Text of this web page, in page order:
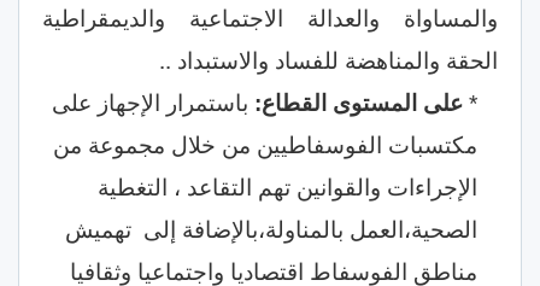
والمساواة والعدالة الاجتماعية والديمقراطية
الحقة والمناهضة للفساد والاستبداد ..
* على المستوى القطاع: باستمرار الإجهاز على
مكتسبات الفوسفاطيين من خلال مجموعة من
الإجراءات والقوانين تهم التقاعد ، التغطية
الصحية،العمل بالمناولة،بالإضافة إلى تهميش
مناطق الفوسفاط اقتصاديا واجتماعيا وثقافيا